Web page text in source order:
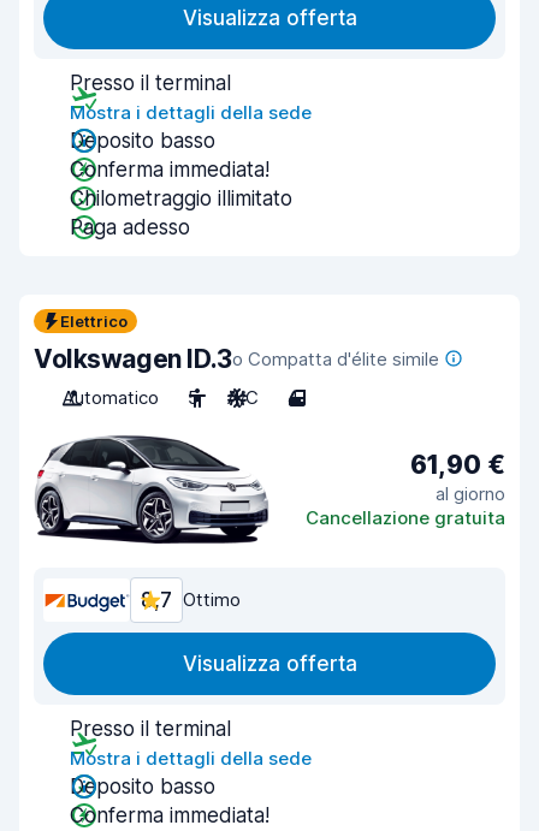
Visualizza offerta
Presso il terminal
Mostra i dettagli della sede
Deposito basso
Conferma immediata!
Chilometraggio illimitato
Paga adesso
Elettrico
Volkswagen ID.3o Compatta d'élite simile
Automatico
5 A/C 4
61,90 €
al giorno
Cancellazione gratuita
8,7 Ottimo
Visualizza offerta
Presso il terminal
Mostra i dettagli della sede
Deposito basso
Conferma immediata!